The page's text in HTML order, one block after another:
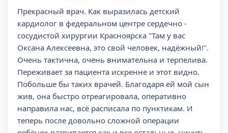
Прекрасный врач. Как выразилась детский
кардиолог в федеральном центре сердечно -
сосудистой хирургии Красноярска "Там у вас
Оксана Алексеевна, это свой человек, надёжный!".
Очень тактична, очень внимательна и терпелива.
Переживает за пациента искренне и этот видно.
Побольше бы таких врачей. Благодаря ей мой сын
жив, она быстро отреагировала, оперативно
направила нас, всё расписала по пунктикам. И
теперь после довольно сложной операции